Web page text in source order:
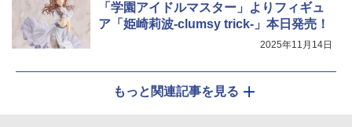
「学園アイドルマスター」よりフィギュ
ア「姫崎莉波-clumsy trick-」本日発売！
2025年11月14日
もっと関連記事を見る